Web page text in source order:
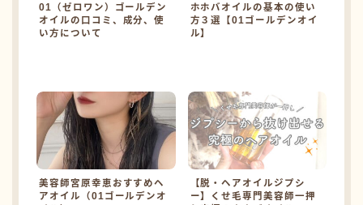
01（ゼロワン）ゴールデン
オイルの口コミ、成分、使
い方について
ホホバオイルの基本の使い
方３選【01ゴールデンオイ
ル】
美容師宮原幸恵おすすめヘ
アオイル（01ゴールデンオ
【脱・ヘアオイルジプシ
ー】くせ毛専門美容師一押